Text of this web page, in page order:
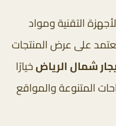
التقنية ومواد
على عرض المنتجات
شمال الرياضخيارًا
المتنوعة والمواقع